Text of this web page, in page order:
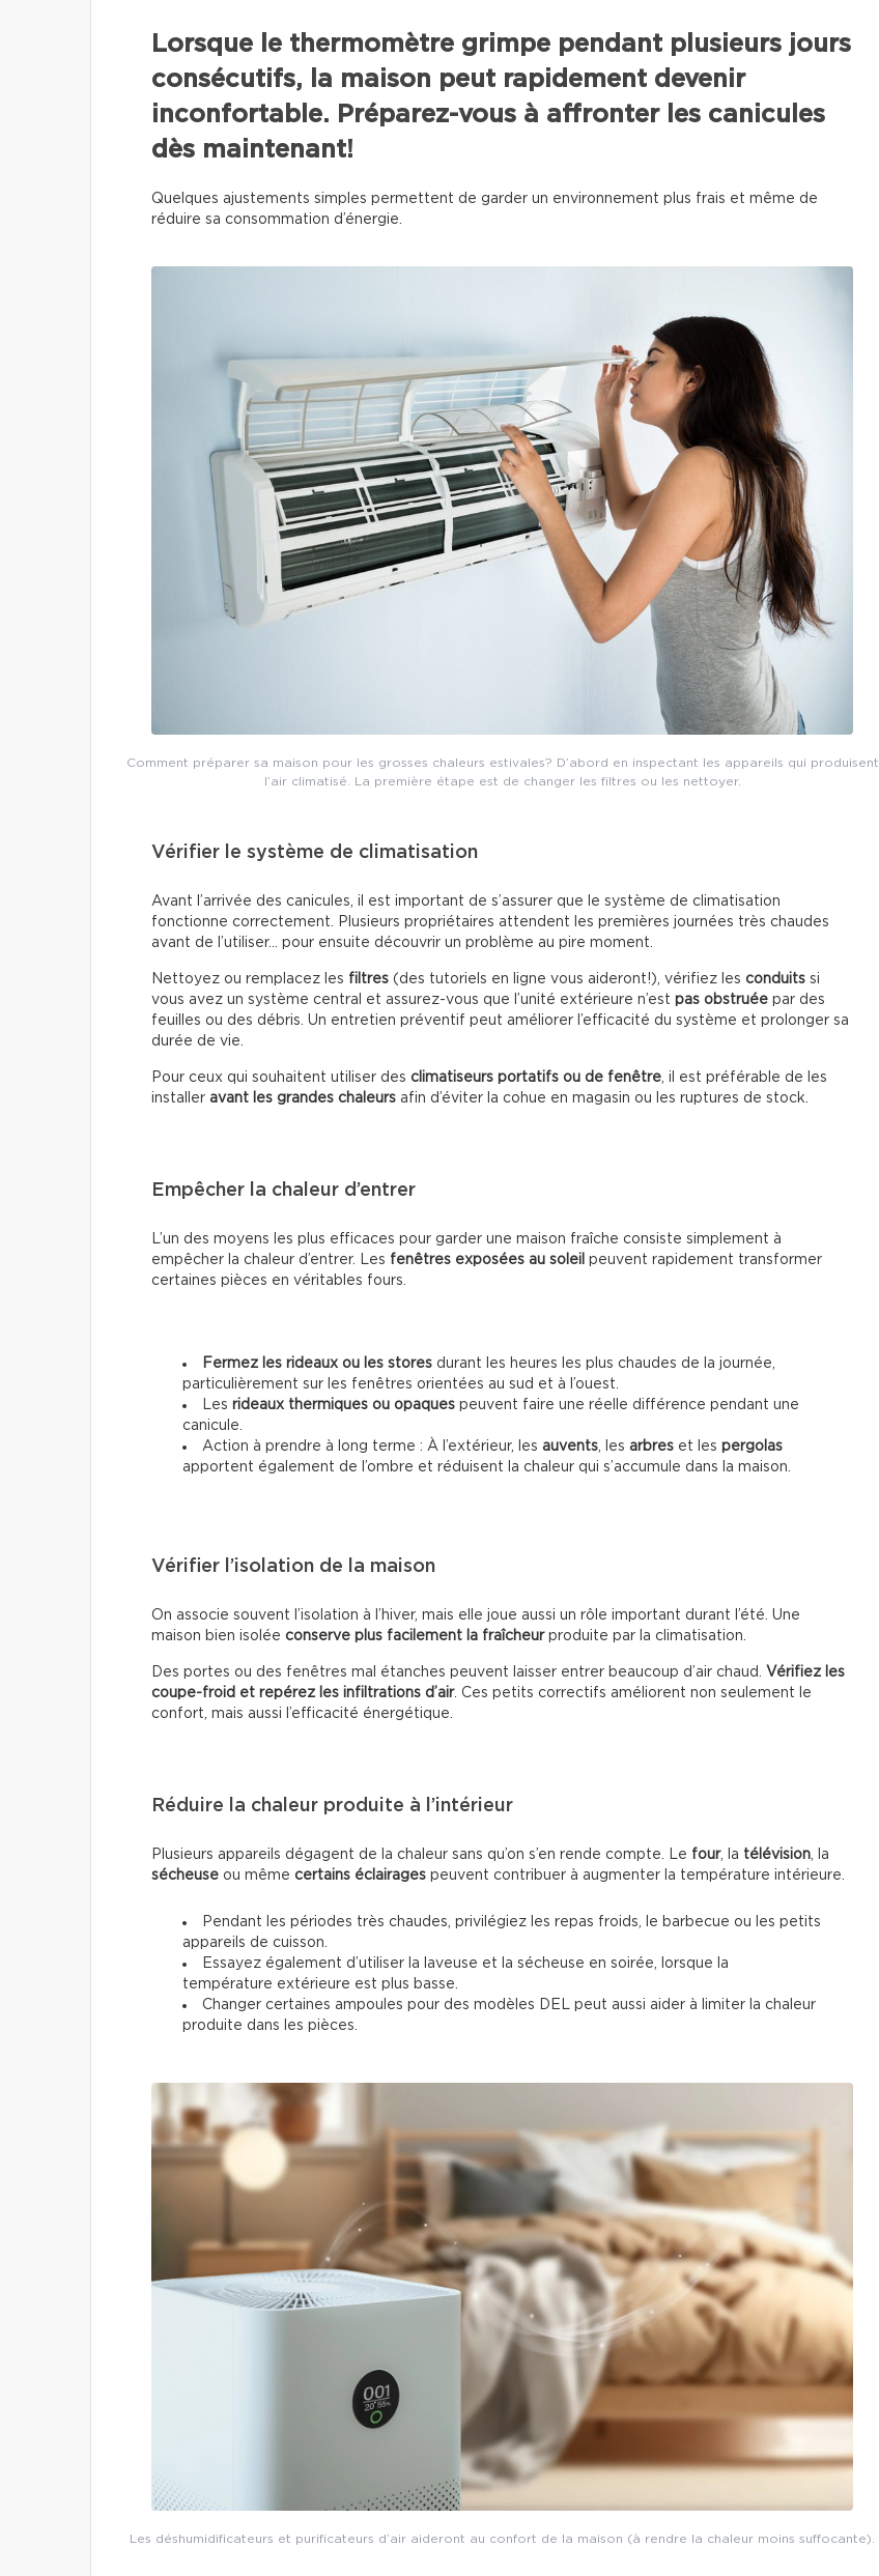
Lorsque le thermomètre grimpe pendant plusieurs jours
consécutifs, la maison peut rapidement devenir
inconfortable. Préparez-vous à affronter les canicules
dès maintenant!
Quelques ajustements simples permettent de garder un environnement plus frais et même de
réduire sa consommation d’énergie.
Comment préparer sa maison pour les grosses chaleurs estivales? D’abord en inspectant les appareils qui produisent
l’air climatisé. La première étape est de changer les filtres ou les nettoyer.
Vérifier le système de climatisation
Avant l’arrivée des canicules, il est important de s’assurer que le système de climatisation
fonctionne correctement. Plusieurs propriétaires attendent les premières journées très chaudes
avant de l’utiliser… pour ensuite découvrir un problème au pire moment.
Nettoyez ou remplacez les filtres (des tutoriels en ligne vous aideront!), vérifiez les conduits si
vous avez un système central et assurez-vous que l’unité extérieure n’est pas obstruée par des
feuilles ou des débris. Un entretien préventif peut améliorer l’efficacité du système et prolonger sa
durée de vie.
Pour ceux qui souhaitent utiliser des climatiseurs portatifs ou de fenêtre , il est préférable de les
installer avant les grandes chaleurs afin d’éviter la cohue en magasin ou les ruptures de stock.
Empêcher la chaleur d’entrer
L’un des moyens les plus efficaces pour garder une maison fraîche consiste simplement à
empêcher la chaleur d’entrer. Les fenêtres exposées au soleil peuvent rapidement transformer
certaines pièces en véritables fours.
Fermez les rideaux ou les stores durant les heures les plus chaudes de la journée,
particulièrement sur les fenêtres orientées au sud et à l’ouest.
Les rideaux thermiques ou opaques peuvent faire une réelle différence pendant une
canicule.
Action à prendre à long terme : À l’extérieur, les auvents , les arbres et les pergolas
apportent également de l’ombre et réduisent la chaleur qui s’accumule dans la maison.
Vérifier l’isolation de la maison
On associe souvent l’isolation à l’hiver, mais elle joue aussi un rôle important durant l’été. Une
maison bien isolée conserve plus facilement la fraîcheurproduite par la climatisation.
Des portes ou des fenêtres mal étanches peuvent laisser entrer beaucoup d’air chaud. Vérifiez les
coupe-froid et repérez les infiltrations d’air. Ces petits correctifs améliorent non seulement le
confort, mais aussi l’efficacité énergétique.
Réduire la chaleur produite à l’intérieur
Plusieurs appareils dégagent de la chaleur sans qu’on s’en rende compte. Le four, la télévision , la
sécheuse ou même certains éclairages peuvent contribuer à augmenter la température intérieure.
Pendant les périodes très chaudes, privilégiez les repas froids, le barbecue ou les petits
appareils de cuisson.
Essayez également d’utiliser la laveuse et la sécheuse en soirée, lorsque la
température extérieure est plus basse.
Changer certaines ampoules pour des modèles DEL peut aussi aider à limiter la chaleur
produite dans les pièces.
Les déshumidificateurs et purificateurs d’air aideront au confort de la maison (à rendre la chaleur moins suffocante).